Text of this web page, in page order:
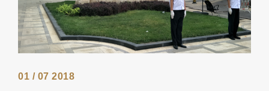
01 / 07 2018